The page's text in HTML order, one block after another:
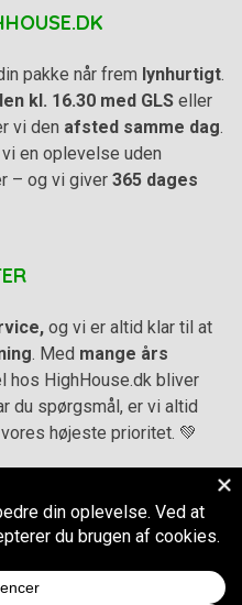
pakke når frem lynhurtigt.
kl. 16.30 med GLS eller
vi den afsted samme dag.
en oplevelse uden
– og vi giver 365 dages
og vi er altid klar til at
. Med mange års
hos HighHouse.dk bliver
du spørgsmål, er vi altid
højeste prioritet. 💚
og privatlivspolitik